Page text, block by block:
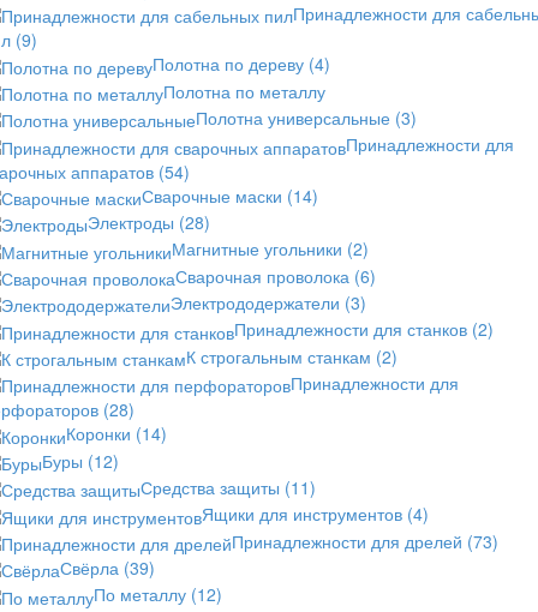
Принадлежности для
(9)
Полотна по дереву (4)
Полотна по металлу
Полотна универсальные (3)
Принадлежности для
аппаратов (54)
Сварочные маски (14)
Электроды (28)
Магнитные угольники (2)
Сварочная проволока (6)
Электрододержатели (3)
Принадлежности для станков (2)
К строгальным станкам (2)
Принадлежности для
(28)
Коронки (14)
Буры (12)
Средства защиты (11)
Ящики для инструментов (4)
Принадлежности для дрелей (73)
Свёрла (39)
По металлу (12)